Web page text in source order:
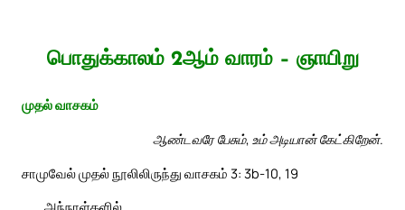
பொதுக்காலம் 2ஆம் வாரம் – ஞாயிறு
முதல் வாசகம்
ஆண்டவரே பேசும், உம் அடியான் கேட்கிறேன்.
சாமுவேல் முதல் நூலிலிருந்து வாசகம் 3: 3b-10, 19